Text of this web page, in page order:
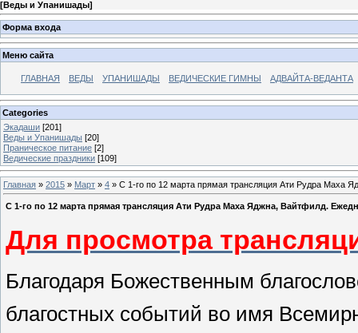
[Веды и Упанишады]
Форма входа
Меню сайта
ГЛАВНАЯ ВЕДЫ УПАНИШАДЫ ВЕДИЧЕСКИЕ ГИМНЫ АДВАЙТА-ВЕДАНТА
Categories
Экадаши [201]
Веды и Упанишады [20]
Праническое питание [2]
Ведические праздники [109]
Главная » 2015 » Март » 4 » C 1-го по 12 марта прямая трансляция Ати Рудра Маха
C 1-го по 12 марта прямая трансляция Ати Рудра Маха Яджна, Вайтфилд.
Для просмотра
Благодаря Божественным
благостных событий во имя